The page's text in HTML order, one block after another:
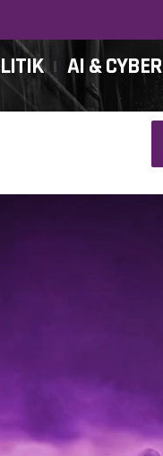
AI & CYBER